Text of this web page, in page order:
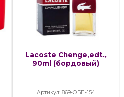
Lacoste Chenge,edt.,
90ml (бордовый)
Артикул: 869-ОБП-154